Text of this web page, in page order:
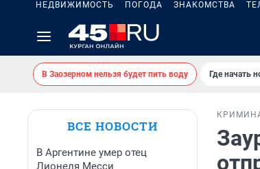
НЕДВИЖИМОСТЬ ПОГОДА ЗНАКОМСТВА
В Заозерном нельзя будет пить воду Где начать
ВСЕ НОВОСТИ
В Аргентине умер отец
Лионеля Месси